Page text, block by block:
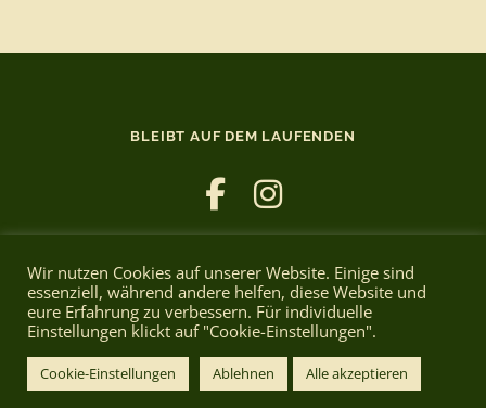
BLEIBT AUF DEM LAUFENDEN
Copyright © 2026 Cafe Bruno OnePress
FameThemes
Wir nutzen Cookies auf unserer Website. Einige sind
essenziell, während andere helfen, diese Website und
eure Erfahrung zu verbessern. Für individuelle
Einstellungen klickt auf "Cookie-Einstellungen".
Cookie-Einstellungen Ablehnen Alle akzeptieren